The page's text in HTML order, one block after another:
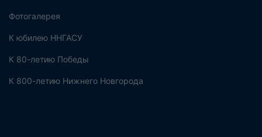
Фотогалерея
К юбилею ННГАСУ
К 80-летию Победы
К 800-летию Нижнего Новгорода